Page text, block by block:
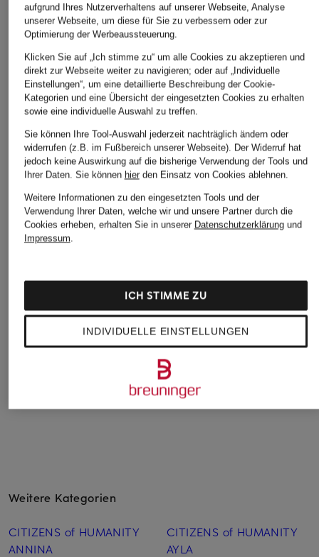
MAC
NEVADA
CHF 129
Levi's®
STRAIGHT
CHF 139
Ursprünglich:
someday
CELLMA
CHF 75
Weitere Kategorien
CITIZENS of HUMANITY
ANNINA
CITIZENS of HUMANITY
AYLA
aufgrund Ihres Nutzerverhaltens auf unserer Webseite, Analyse
unserer Webseite, um diese für Sie zu verbessern oder zur
Optimierung der Werbeaussteuerung.
Klicken Sie auf „Ich stimme zu“ um alle Cookies zu akzeptieren und
direkt zur Webseite weiter zu navigieren; oder auf „Individuelle
Einstellungen“, um eine detaillierte Beschreibung der Cookie-
Kategorien und eine Übersicht der eingesetzten Cookies zu erhalten
sowie eine individuelle Auswahl zu treffen.
Sie können Ihre Tool-Auswahl jederzeit nachträglich ändern oder
widerrufen (z.B. im Fußbereich unserer Webseite). Der Widerruf hat
jedoch keine Auswirkung auf die bisherige Verwendung der Tools und
Ihrer Daten. Sie können hierden Einsatz von Cookies ablehnen.
Weitere Informationen zu den eingesetzten Tools und der
Verwendung Ihrer Daten, welche wir und unsere Partner durch die
Cookies erheben, erhalten Sie in unserer Datenschutzerklärungund
Impressum.
INDIVIDUELLE EINSTELLUNGEN
ICH STIMME ZU